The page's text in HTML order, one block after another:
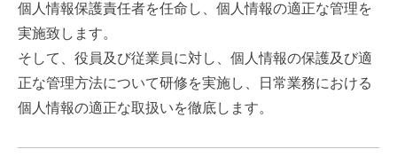
個人情報保護責任者を任命し、個人情報の適正な管理を
実施致します。
そして、役員及び従業員に対し、個人情報の保護及び適
正な管理方法について研修を実施し、日常業務における
個人情報の適正な取扱いを徹底します。